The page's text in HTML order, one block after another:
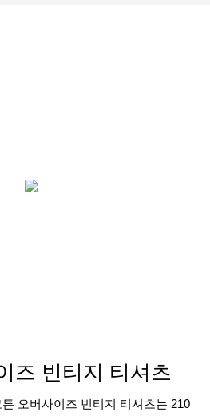
즈 빈티지 티셔츠
오버사이즈 빈티지 티셔츠는 210